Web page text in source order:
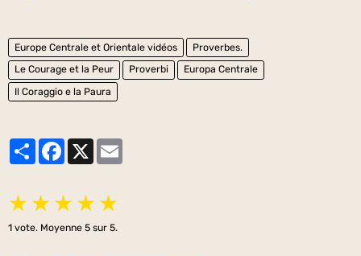
Europe Centrale et Orientale vidéos
Proverbes.
Le Courage et la Peur
Proverbi
Europa Centrale
Il Coraggio e la Paura
PartagerFacebook
★ ★ ★ ★ ★
1 vote. Moyenne 5 sur 5.